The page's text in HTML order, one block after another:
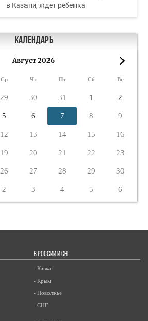
в Казани, ждет ребенка
Календарь
Август 2026
Ср Чт Пт Сб Вс
29 30 31 1 2
5 6 7 8 9
12 13 14 15 16
19 20 21 22 23
26 27 28 29 30
2 3 4 5 6
В РОССИИ И СНГ
- Кавказ
- Крым
- Поволжье
- СНГ